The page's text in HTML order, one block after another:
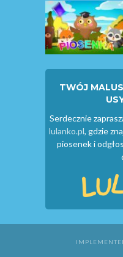
TWÓJ
Serdecznie
lulanko.pl, gdzie
piosenek i